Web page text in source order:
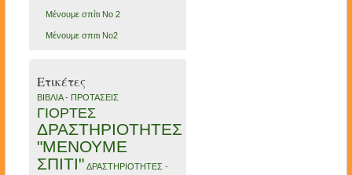
Μένουμε σπίτι Νο 2
Μένουμε σπιτι Νο2
Ετικέτες
ΒΙΒΛΙΑ - ΠΡΟΤΑΣΕΙΣ
ΓΙΟΡΤΕΣ
ΔΡΑΣΤΗΡΙΟΤΗΤΕΣ
"ΜΕΝΟΥΜΕ
ΣΠΙΤΙ" ΔΡΑΣΤΗΡΙΟΤΗΤΕΣ -